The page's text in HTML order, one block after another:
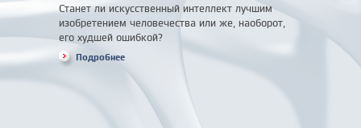
Станет ли искусственный интеллект лучшим
изобретением человечества или же, наоборот,
его худшей ошибкой?
Подробнее